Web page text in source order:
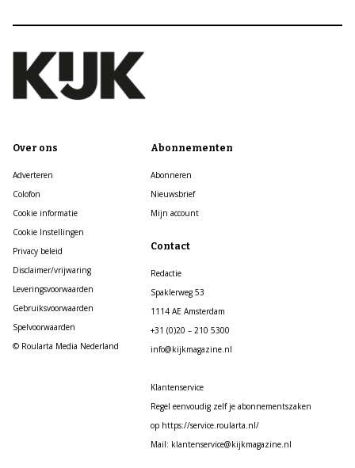
Over ons
Adverteren
Colofon
Cookie informatie
Cookie Instellingen
Privacy beleid
Disclaimer/vrijwaring
Leveringsvoorwaarden
Gebruiksvoorwaarden
Spelvoorwaarden
© Roularta Media Nederland
Abonnementen
Abonneren
Nieuwsbrief
Mijn account
Contact
Redactie
Spaklerweg 53
1114 AE Amsterdam
+31 (0)20 – 210 5300
info@kijkmagazine.nl
Klantenservice
Regel eenvoudig zelf je abonnementszaken
op https://service.roularta.nl/
Mail: klantenservice@kijkmagazine.nl